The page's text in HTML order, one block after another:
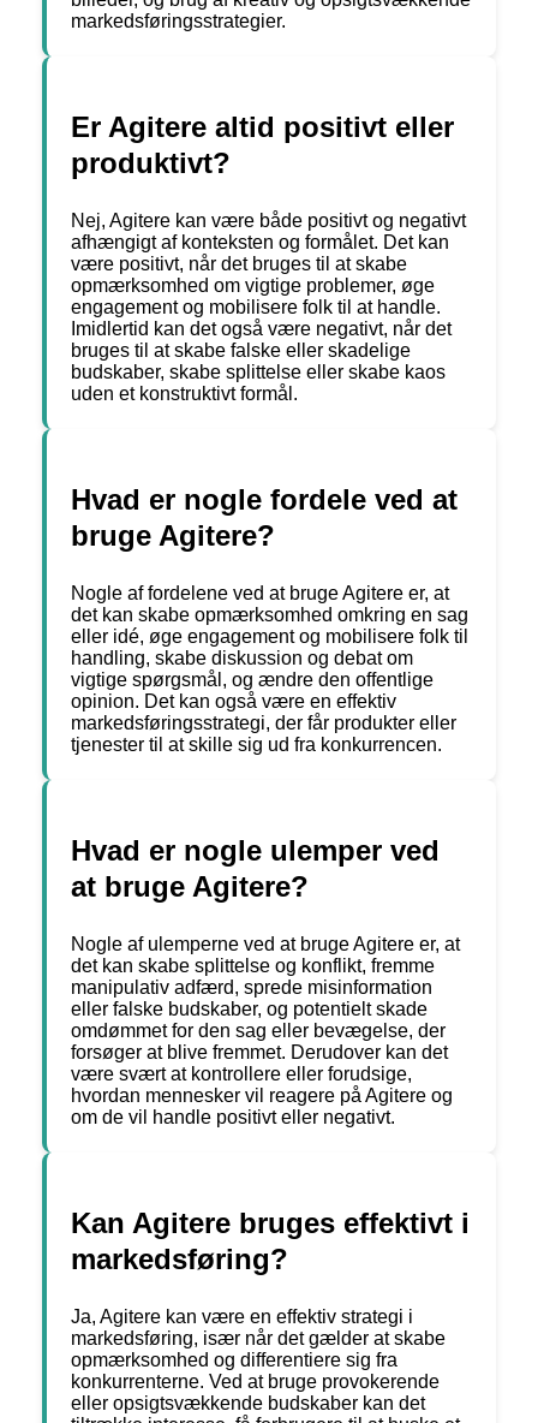
markedsføringsstrategier.
Er Agitere altid positivt eller
produktivt?
Nej, Agitere kan være både positivt og negativt
afhængigt af konteksten og formålet. Det kan
være positivt, når det bruges til at skabe
opmærksomhed om vigtige problemer, øge
engagement og mobilisere folk til at handle.
Imidlertid kan det også være negativt, når det
bruges til at skabe falske eller skadelige
budskaber, skabe splittelse eller skabe kaos
uden et konstruktivt formål.
Hvad er nogle fordele ved at
bruge Agitere?
Nogle af fordelene ved at bruge Agitere er, at
det kan skabe opmærksomhed omkring en sag
eller idé, øge engagement og mobilisere folk til
handling, skabe diskussion og debat om
vigtige spørgsmål, og ændre den offentlige
opinion. Det kan også være en effektiv
markedsføringsstrategi, der får produkter eller
tjenester til at skille sig ud fra konkurrencen.
Hvad er nogle ulemper ved
at bruge Agitere?
Nogle af ulemperne ved at bruge Agitere er, at
det kan skabe splittelse og konflikt, fremme
manipulativ adfærd, sprede misinformation
eller falske budskaber, og potentielt skade
omdømmet for den sag eller bevægelse, der
forsøger at blive fremmet. Derudover kan det
være svært at kontrollere eller forudsige,
hvordan mennesker vil reagere på Agitere og
om de vil handle positivt eller negativt.
Kan Agitere bruges effektivt i
markedsføring?
Ja, Agitere kan være en effektiv strategi i
markedsføring, især når det gælder at skabe
opmærksomhed og differentiere sig fra
konkurrenterne. Ved at bruge provokerende
eller opsigtsvækkende budskaber kan det